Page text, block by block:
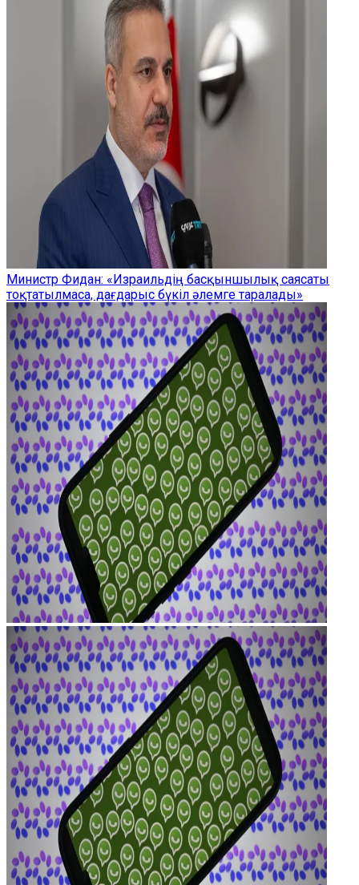
Министр Фидан: «Израильдің басқыншылық саясаты
тоқтатылмаса, дағдарыс бүкіл әлемге таралады»